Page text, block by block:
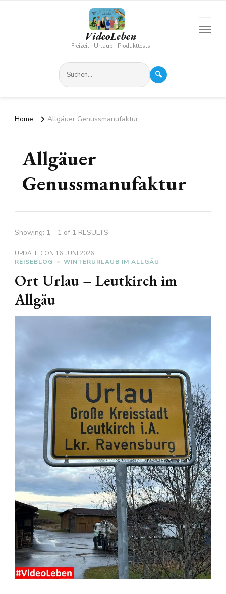
VideoLeben
Freizeit · Urlaub · Produkttests
🔍
Home Allgäuer Genussmanufaktur
Allgäuer
Genussmanufaktur
Showing: 1 - 1 of 1 RESULTS
UPDATED ON 16. JUNI 2026
REISEBLOG
WINTERURLAUB IM ALLGÄU
Ort Urlau – Leutkirch im
Allgäu